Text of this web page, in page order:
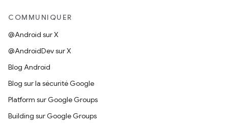
COMMUNIQUER
@Android sur X
@AndroidDev sur X
Blog Android
Blog sur la sécurité Google
Platform sur Google Groups
Building sur Google Groups